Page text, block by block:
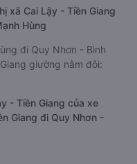
xã Cai Lậy - Tiền Giang
Hùng
đi Quy Nhơn - Bình
giường nằm đôi:
- Tiền Giang của xe
Giang đi Quy Nhơn -